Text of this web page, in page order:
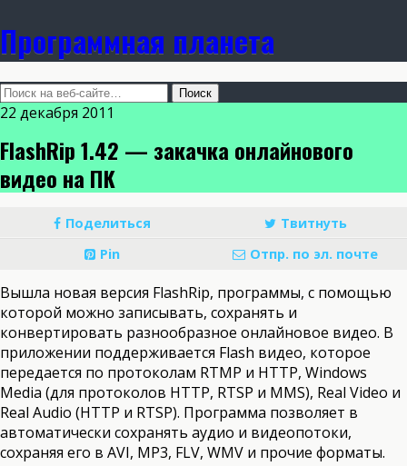
Программная планета
22 декабря 2011
FlashRip 1.42 — закачка онлайнового
видео на ПК
Поделиться
Твитнуть
Pin
Отпр. по эл. почте
Вышла новая версия FlashRip, программы, с помощью
которой можно записывать, сохранять и
конвертировать разнообразное онлайновое видео. В
приложении поддерживается Flash видео, которое
передается по протоколам RTMP и HTTP, Windows
Media (для протоколов HTTP, RTSP и MMS), Real Video и
Real Audio (HTTP и RTSP). Программа позволяет в
автоматически сохранять аудио и видеопотоки,
сохраняя его в AVI, MP3, FLV, WMV и прочие форматы.